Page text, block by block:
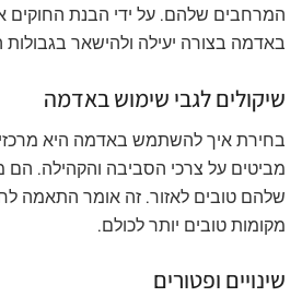
המרחבים שלהם. על ידי הבנת החוקים
באדמה בצורה יעילה ולהישאר בגבולות
שיקולים לגבי שימוש באדמה
בחירת איך להשתמש באדמה היא
מביטים על צרכי הסביבה והקהילה. הם
שלהם טובים לאזור. זה אומר התאמה
מקומות טובים יותר לכולם.
שינויים ופטורים